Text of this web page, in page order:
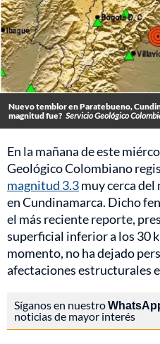
Nuevo temblor en Paratebueno,
magnitud fue? Servicio Geológico
En la mañana de este
Geológico Colombiano
magnitud 3.3muy cerca
en Cundinamarca. Dicho
el más reciente reporte,
superficial inferior a los 30
momento, no ha dejado
afectaciones estructurales
Síganos en nuestro
noticias de mayor interés